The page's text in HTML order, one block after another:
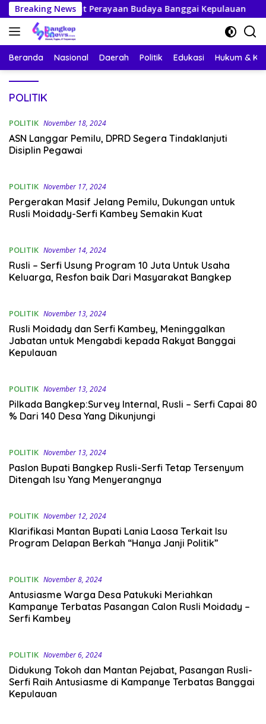
Langsung
ke
konten
Breaking News
Sambut Perayaan Budaya Banggai Kepulauan
Beranda Nasional Daerah Politik Edukasi Hukum &
POLITIK
POLITIK November 18, 2024
ASN Langgar Pemilu, DPRD Segera Tindaklanjuti
Disiplin Pegawai
POLITIK November 17, 2024
Pergerakan Masif Jelang Pemilu, Dukungan untuk
Rusli Moidady-Serfi Kambey Semakin Kuat
POLITIK November 14, 2024
Rusli – Serfi Usung Program 10 Juta Untuk Usaha
Keluarga, Resfon baik Dari Masyarakat Bangkep
POLITIK November 13, 2024
Rusli Moidady dan Serfi Kambey, Meninggalkan
Jabatan untuk Mengabdi kepada Rakyat Banggai
Kepulauan
POLITIK November 13, 2024
Pilkada Bangkep:Survey Internal, Rusli – Serfi Capai 80
% Dari 140 Desa Yang Dikunjungi
POLITIK November 13, 2024
Paslon Bupati Bangkep Rusli-Serfi Tetap Tersenyum
Ditengah Isu Yang Menyerangnya
POLITIK November 12, 2024
Klarifikasi Mantan Bupati Lania Laosa Terkait Isu
Program Delapan Berkah “Hanya Janji Politik”
POLITIK November 8, 2024
Antusiasme Warga Desa Patukuki Meriahkan
Kampanye Terbatas Pasangan Calon Rusli Moidady –
Serfi Kambey
POLITIK November 6, 2024
Didukung Tokoh dan Mantan Pejabat, Pasangan Rusli-
Serfi Raih Antusiasme di Kampanye Terbatas Banggai
Kepulauan